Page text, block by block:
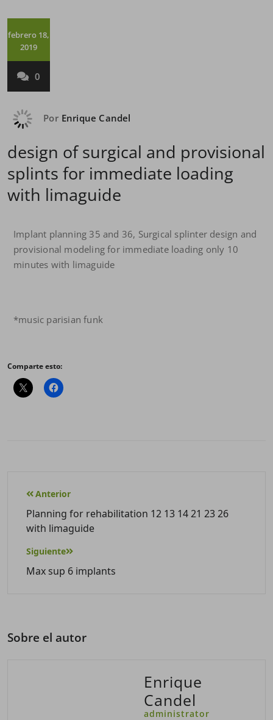
febrero 18,
2019
0
Por Enrique Candel
design of surgical and provisional
splints for immediate loading
with limaguide
Implant planning 35 and 36, Surgical splinter design and
provisional modeling for immediate loading only 10
minutes with limaguide
*music parisian funk
Comparte esto:
Anterior
Planning for rehabilitation 12 13 14 21 23 26
with limaguide
Siguiente
Max sup 6 implants
Sobre el autor
Enrique
Candel
administrator